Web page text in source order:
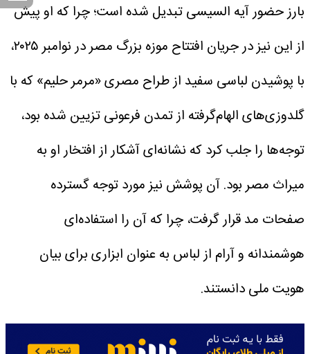
بارز حضور آیه السیسی تبدیل شده است؛ چرا که او پیش
از این نیز در جریان افتتاح موزه بزرگ مصر در نوامبر ۲۰۲۵،
با پوشیدن لباسی سفید از طراح مصری «مرمر حلیم» که با
گلدوزی‌های الهام‌گرفته از تمدن فرعونی تزیین شده بود،
توجه‌ها را جلب کرد که نشانه‌ای آشکار از افتخار او به
میراث مصر بود.آن پوشش نیز مورد توجه گسترده
صفحات مد قرار گرفت، چرا که آن را استفاده‌ای
هوشمندانه و آرام از لباس به عنوان ابزاری برای بیان
هویت ملی دانستند.